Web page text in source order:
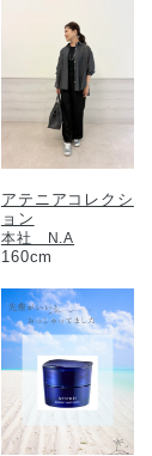
アテニアコレクシ
ョン
本社 N.A
160cm